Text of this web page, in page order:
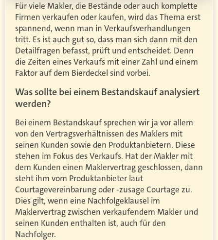
Für viele Makler, die Bestände oder auch komplette
Firmen verkaufen oder kaufen, wird das Thema erst
spannend, wenn man in Verkaufsverhandlungen
tritt. Es ist auch gut so, dass man sich dann mit den
Detailfragen befasst, prüft und entscheidet. Denn
die Zeiten eines Verkaufs mit einer Zahl und einem
Faktor auf dem Bierdeckel sind vorbei.
Was sollte bei einem Bestandskauf analysiert
werden?
Bei einem Bestandskauf sprechen wir ja vor allem
von den Vertragsverhältnissen des Maklers mit
seinen Kunden sowie den Produktanbietern. Diese
stehen im Fokus des Verkaufs. Hat der Makler mit
dem Kunden einen Maklervertrag geschlossen, dann
steht ihm vom Produktanbieter laut
Courtagevereinbarung oder -zusage Courtage zu.
Dies gilt, wenn eine Nachfolgeklausel im
Maklervertrag zwischen verkaufendem Makler und
seinen Kunden enthalten ist, auch für den
Nachfolger.